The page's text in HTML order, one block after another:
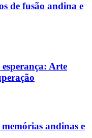
de fusão andina e
Arte
andinas e